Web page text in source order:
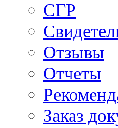
СГР
Отзывы
Отчеты
Заказ